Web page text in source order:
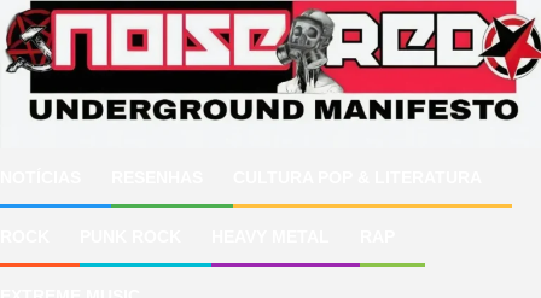
para
o
conteúdo